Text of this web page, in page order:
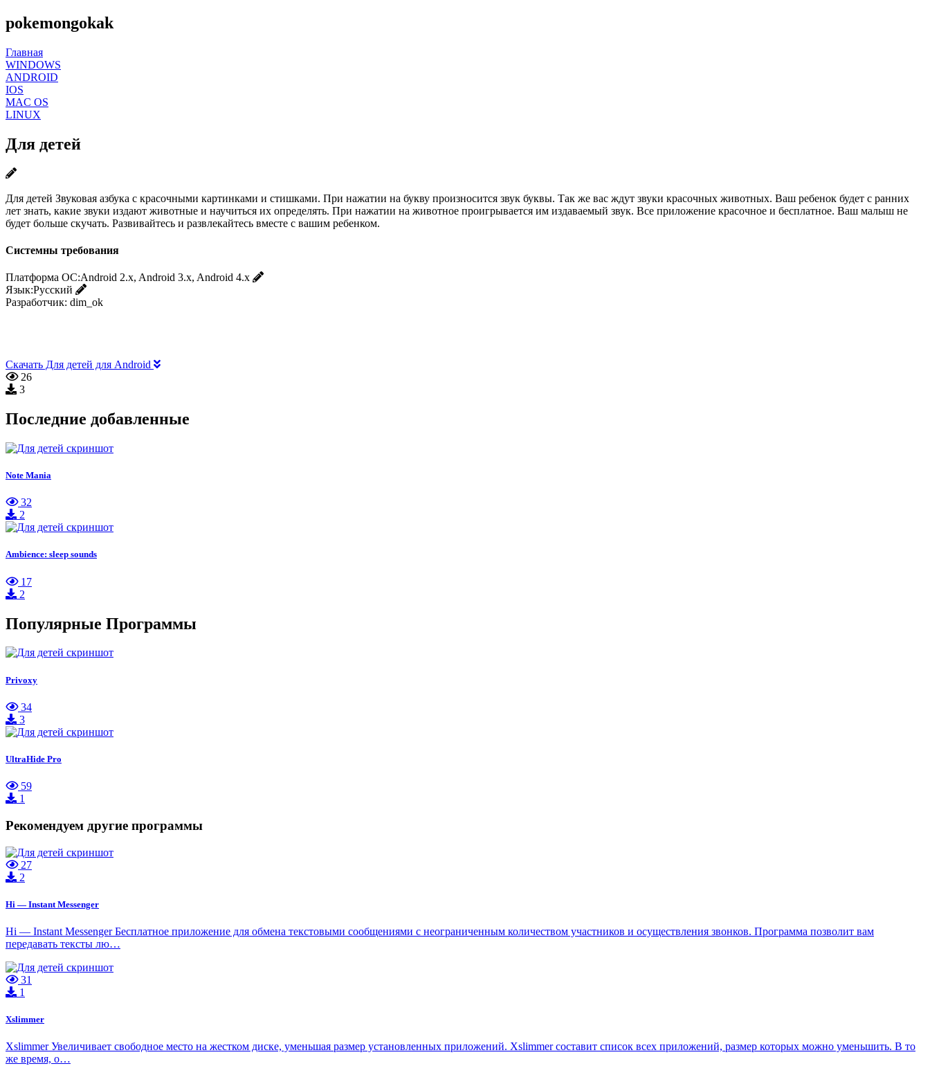
pokemongokak
Главная
WINDOWS
ANDROID
IOS
MAC OS
LINUX
Для детей
Для детей Звуковая азбука с красочными картинками и стишками. При нажатии на букву произносится звук буквы. Так же вас ждут звуки красочных животных. Ваш ребенок будет с ранних
лет знать, какие звуки издают животные и научиться их определять. При нажатии на животное проигрывается им издаваемый звук. Все приложение красочное и бесплатное. Ваш малыш не
будет больше скучать. Развивайтесь и развлекайтесь вместе с вашим ребенком.
Системны требования
Платформа ОС:Android 2.x, Android 3.x, Android 4.x
Язык:Русский
Разработчик: dim_ok
Скачать Для детей для Android
26
3
Последние добавленные
Note Mania
32
2
Ambience: sleep sounds
17
2
Популярные Программы
Privoxy
34
3
UltraHide Pro
59
1
Рекомендуем другие программы
27
2
Hi — Instant Messenger
Hi — Instant Messenger Бесплатное приложение для обмена текстовыми сообщениями с неограниченным количеством участников и осуществления звонков. Программа позволит вам
передавать тексты лю…
31
1
Xslimmer
Xslimmer Увеличивает свободное место на жестком диске, уменьшая размер установленных приложений. Xslimmer составит список всех приложений, размер которых можно уменьшить. В то
же время, о…